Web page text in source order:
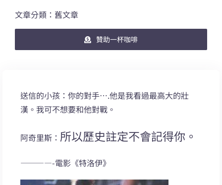
文章分類：舊文章
贊助一杯咖啡
送信的小孩：你的對手….他是我看過最高大的壯
漢。我可不想要和他對戰。
阿奇里斯： 所以歷史註定不會記得你。
————-電影《特洛伊》